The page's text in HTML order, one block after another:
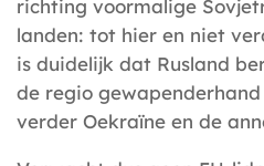
richting voormalige
landen: tot hier en niet
is duidelijk dat Rusland
de regio
verder Oekraïne en de